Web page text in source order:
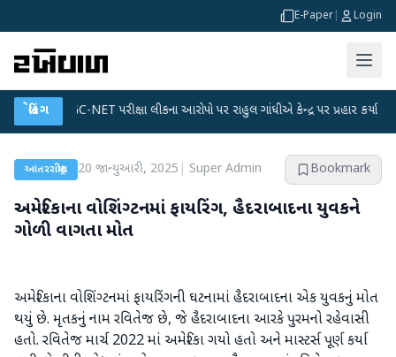
E-Paper Login
બ્રેકિંગ
UGC-NET પરીક્ષા લીકના આરોપો પર રાહુલ ગાંધીએ કેન્દ્ર પર પ્રહાર કર્યા ●
આંતરરાષ્ટ્રીય 20 જાન્યુઆરી, 2025 Super Admin Bookmark
અમેરિકાના વોશિંગ્ટનમાં ફાયરિંગ, હૈદરાબાદના યુવકને
ગોળી વાગતા મોત
અમેરિકાના વોશિંગ્ટનમાં ફાયરિંગની ઘટનામાં હૈદરાબાદના એક યુવકનું મોત
થયું છે. મૃતકનું નામ રવિતેજ છે, જે હૈદરાબાદના આરકે પુરમનો રહેવાસી
હતો. રવિતેજ માર્ચ 2022 માં અમેરિકા ગયો હતો અને માસ્ટર્સ પૂર્ણ કર્યા